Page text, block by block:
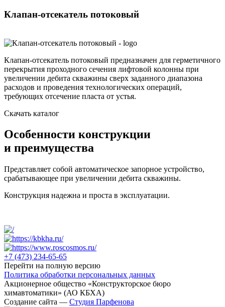
Клапан-отсекатель потоковый
Клапан-отсекатель потоковый предназначен для герметичного
перекрытия проходного сечения лифтовой колонны при
увеличении дебита скважины сверх заданного диапазона
расходов и проведения технологических операций,
требующих отсечение пласта от устья.
Скачать каталог
Особенности конструкции
и преимущества
Представляет собой автоматическое запорное устройство,
срабатывающее при увеличении дебита скважины.
Конструкция надежна и проста в эксплуатации.
+7 (473) 234-65-65
Перейти на полную версию
Политика обработки персональных данных
Акционерное общество «Конструкторское бюро
химавтоматики» (АО КБХА)
Создание сайта — Студия Парфенова